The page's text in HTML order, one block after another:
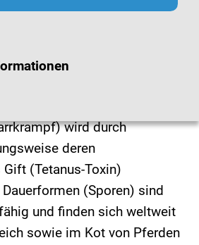
Fotolia
wird durch
deren
(Tetanus-Toxin)
(Sporen) sind
und finden sich weltweit
sowie im Kot von Pferden